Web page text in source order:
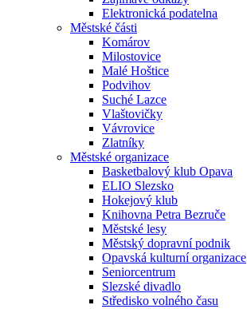
Elektronická podatelna
Městské části
Komárov
Milostovice
Malé Hoštice
Podvihov
Suché Lazce
Vlaštovičky
Vávrovice
Zlatníky
Městské organizace
Basketbalový klub Opava
ELIO Slezsko
Hokejový klub
Knihovna Petra Bezruče
Městské lesy
Městský dopravní podnik
Opavská kulturní organizace
Seniorcentrum
Slezské divadlo
Středisko volného času